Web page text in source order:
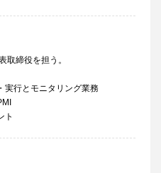
取締役を担う。
実行とモニタリング業務
ト